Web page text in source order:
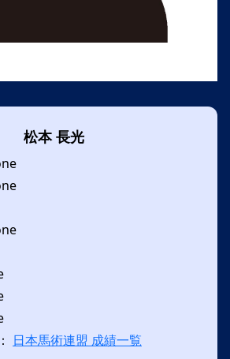
松本 長光
日本馬術連盟 成績一覧